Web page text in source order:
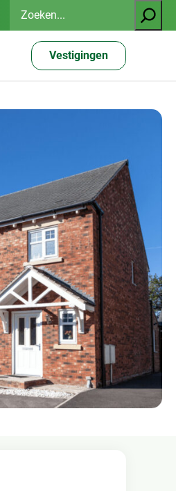
Zoeken
Vestigingen